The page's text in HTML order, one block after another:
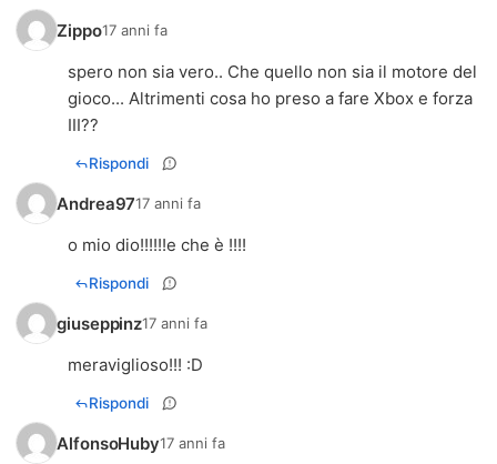
Zippo17 anni fa
spero non sia vero.. Che quello non sia il motore del
gioco... Altrimenti cosa ho preso a fare Xbox e forza
III??
Rispondi
Andrea9717 anni fa
o mio dio!!!!!!e che è !!!!
Rispondi
giuseppinz17 anni fa
meraviglioso!!! :D
Rispondi
AlfonsoHuby17 anni fa